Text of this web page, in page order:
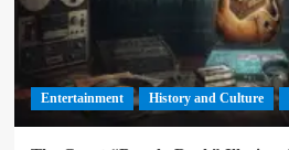
Entertainment History and Culture